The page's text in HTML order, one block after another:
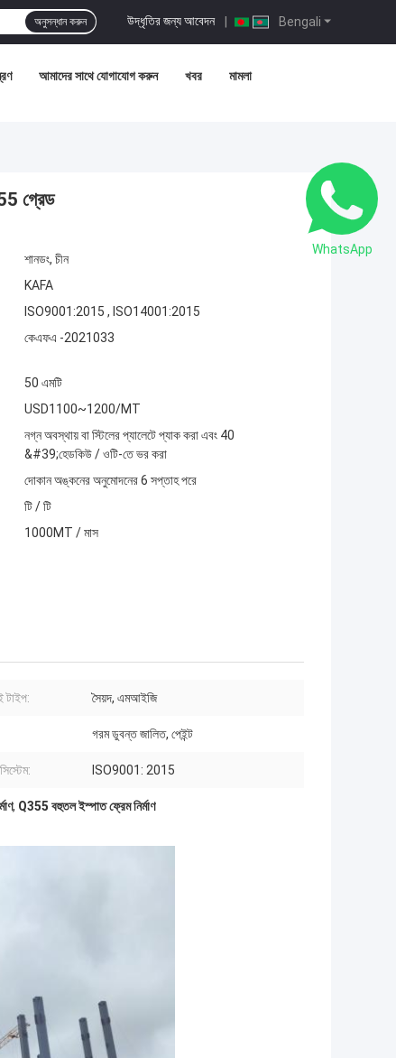
Bengali
উদ্ধৃতির জন্য আবেদন |
অনুসন্ধান করুন
আমাদের সাথে যোগাযোগ করুন খবর মামলা
গ্রেড
শানডং, চীন
KAFA
ISO9001:2015 , ISO14001:2015
কেএফএ -2021033
50 এমটি
USD1100~1200/MT
নগ্ন অবস্থায় বা স্টিলের প্যালেটে প্যাক করা এবং 40
&#39;হেডকিউ / ওটি-তে ভর করা
দোকান অঙ্কনের অনুমোদনের 6 সপ্তাহ পরে
টি / টি
1000MT / মাস
সৈয়দ, এমআইজি
গরম ডুবন্ত জালিত, পেইন্ট
ISO9001: 2015
, Q355 বহুতল ইস্পাত ফ্রেম নির্মাণ
WhatsApp